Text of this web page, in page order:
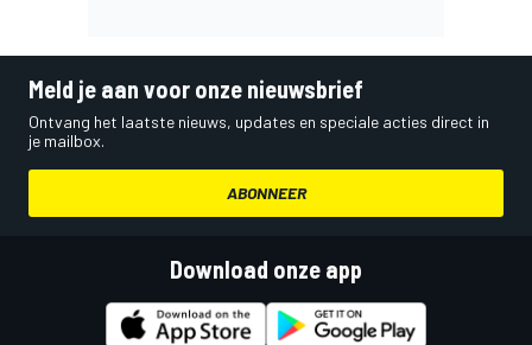
Meld je aan voor onze nieuwsbrief
Ontvang het laatste nieuws, updates en speciale acties direct in
je mailbox.
ABONNEER
Download onze app